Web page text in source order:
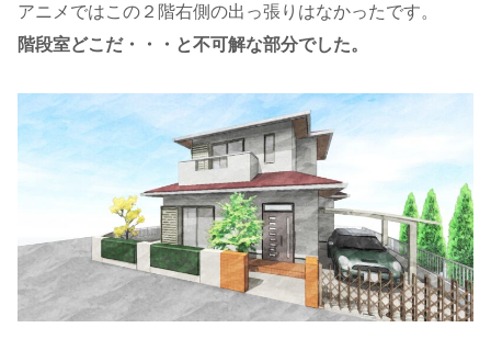
アニメではこの２階右側の出っ張りはなかったです。
階段室どこだ・・・と不可解な部分でした。